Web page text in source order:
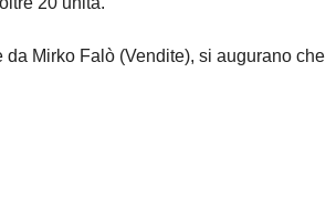
Mirko Falò (Vendite), si augurano che